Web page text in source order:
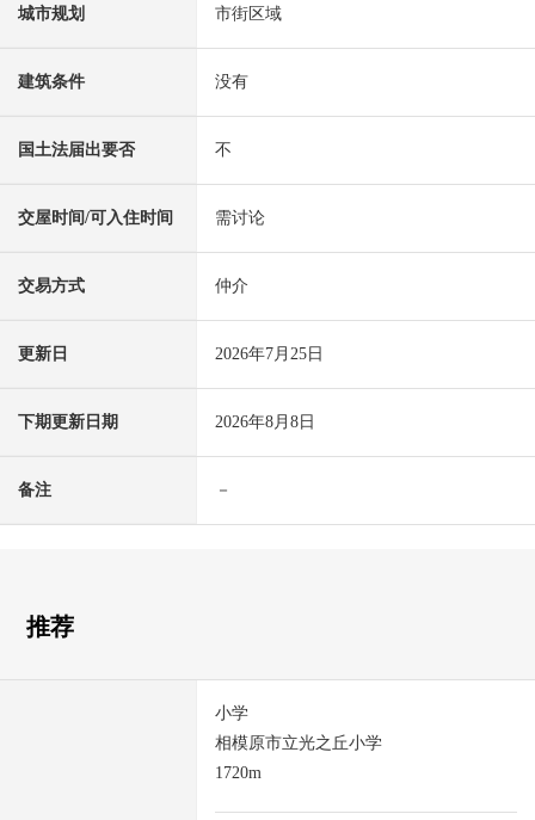
城市规划 市街区域
建筑条件 没有
国土法届出要否 不
交屋时间/可入住时间 需讨论
交易方式 仲介
更新日 2026年7月25日
下期更新日期 2026年8月8日
备注 －
推荐
小学
相模原市立光之丘小学
1720m